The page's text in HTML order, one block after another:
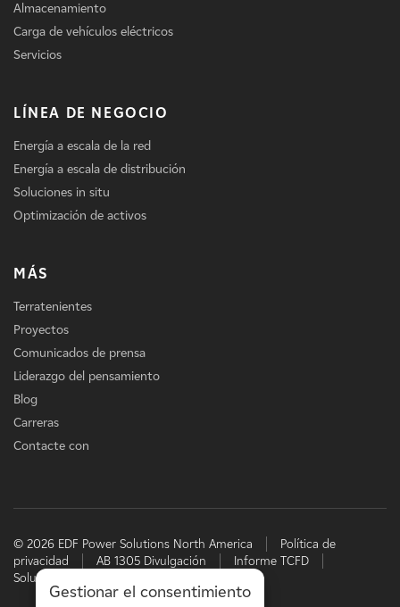
Almacenamiento
Carga de vehículos eléctricos
Servicios
LÍNEA DE NEGOCIO
Energía a escala de la red
Energía a escala de distribución
Soluciones in situ
Optimización de activos
MÁS
Terratenientes
Proyectos
Comunicados de prensa
Liderazgo del pensamiento
Blog
Carreras
Contacte con
© 2026 EDF Power Solutions North America
Política de
privacidad
AB 1305 Divulgación
Informe TCFD
Soluciones energéticas de EDF
Gestionar el consentimiento